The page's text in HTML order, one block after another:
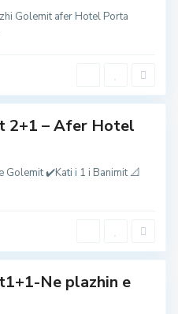
Golemit afer Hotel Porta
2+1 – Afer Hotel
Golemit ✔️Kati i 1 i Banimit 📐
Ne plazhin e